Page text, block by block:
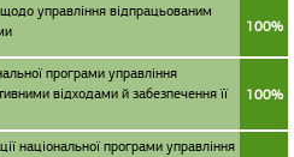
управління відпрацьованим
100%
програми управління
відходами й забезпечення її
100%
національної програми управління